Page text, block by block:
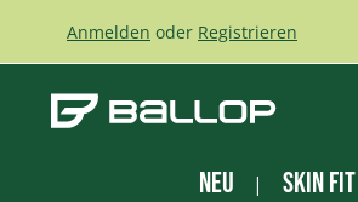
Hauptinhalt springen
Zur Suche springen
Zur Hauptnavigation springen
Anmelden oder Registrieren
NEU Skin Fit